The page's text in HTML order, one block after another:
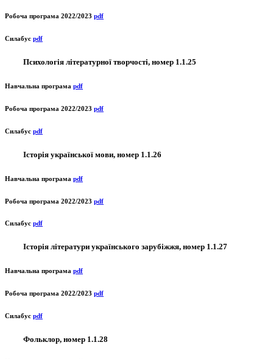
Робоча програма 2022/2023 pdf
Силабус pdf
Психологія літературної творчості, номер 1.1.25
Навчальна програма pdf
Робоча програма 2022/2023 pdf
Силабус pdf
Історія української мови, номер 1.1.26
Навчальна програма pdf
Робоча програма 2022/2023 pdf
Силабус pdf
Історія літератури українського зарубіжжя, номер 1.1.27
Навчальна програма pdf
Робоча програма 2022/2023 pdf
Силабус pdf
Фольклор, номер 1.1.28